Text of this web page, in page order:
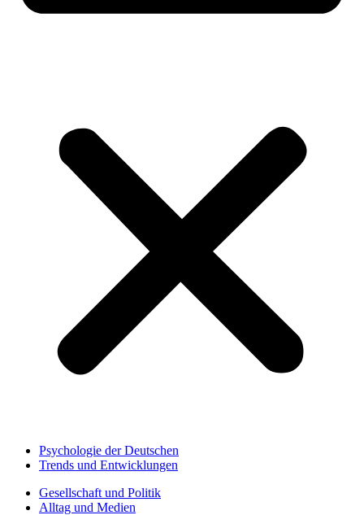
Psychologie der Deutschen
Trends und Entwicklungen
Gesellschaft und Politik
Alltag und Medien